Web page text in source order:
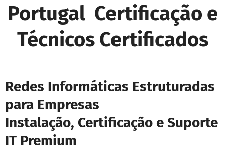
Portugal Certificação e
Técnicos Certificados
Redes Informáticas Estruturadas
para Empresas
Instalação, Certificação e Suporte
IT Premium